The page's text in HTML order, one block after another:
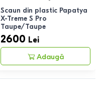
Scaun din plastic Papatya
X-Treme S Pro
Taupe/Taupe
2600 Lei
Adaugă